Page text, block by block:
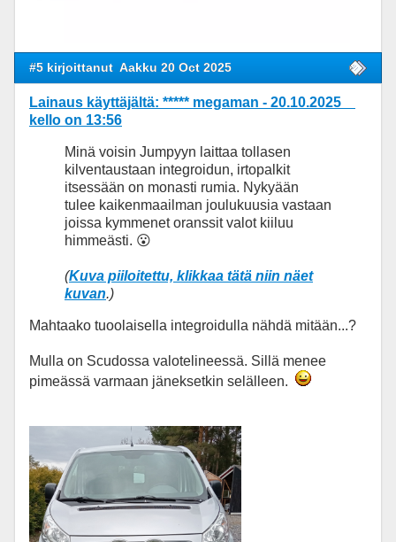
#5 kirjoittanut Aakku 20 Oct 2025
Lainaus käyttäjältä: ***** megaman - 20.10.2025
kello on 13:56
Minä voisin Jumpyyn laittaa tollasen
kilventaustaan integroidun, irtopalkit
itsessään on monasti rumia. Nykyään
tulee kaikenmaailman joulukuusia vastaan
joissa kymmenet oranssit valot kiiluu
himmeästi. 😮
(Kuva piiloitettu, klikkaa tätä niin näet
kuvan.)
Mahtaako tuoolaisella integroidulla nähdä mitään...?
Mulla on Scudossa valotelineessä. Sillä menee
pimeässä varmaan jäneksetkin selälleen.